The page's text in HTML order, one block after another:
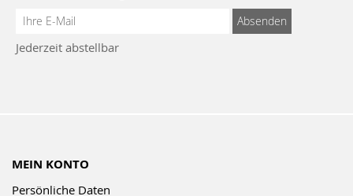
Anmeldung
Newsletter:
Absenden
Jederzeit abstellbar
MEIN KONTO
Persönliche Daten